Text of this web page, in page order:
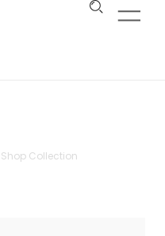
Shop Collection